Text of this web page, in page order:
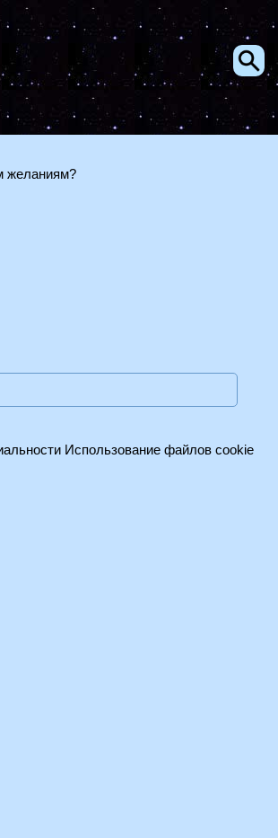
желаниям?
Использование файлов cookie